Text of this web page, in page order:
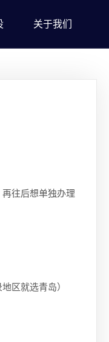
关于我们
往后想单独办理
区就选青岛）